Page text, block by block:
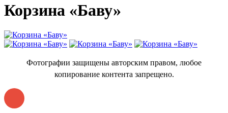
Корзина «Баву»
Фотографии защищены авторским правом, любое
копирование контента запрещено.